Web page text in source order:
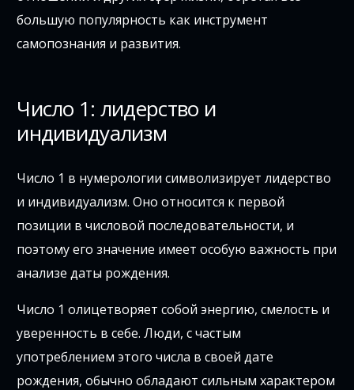
большую популярность как инструмент
самопознания и развития.
Число 1: лидерство и
индивидуализм
Число 1 в нумерологии символизирует лидерство
и индивидуализм. Оно относится к первой
позиции в числовой последовательности, и
поэтому его значение имеет особую важность при
анализе даты рождения.
Число 1 олицетворяет собой энергию, смелость и
уверенность в себе. Люди, с частым
употреблением этого числа в своей дате
рождения, обычно обладают сильным характером